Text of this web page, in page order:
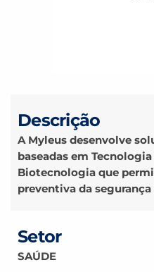
Descrição
A Myleus desenvolve
baseadas em
Biotecnologia que
preventiva da
Setor
SAÚDE